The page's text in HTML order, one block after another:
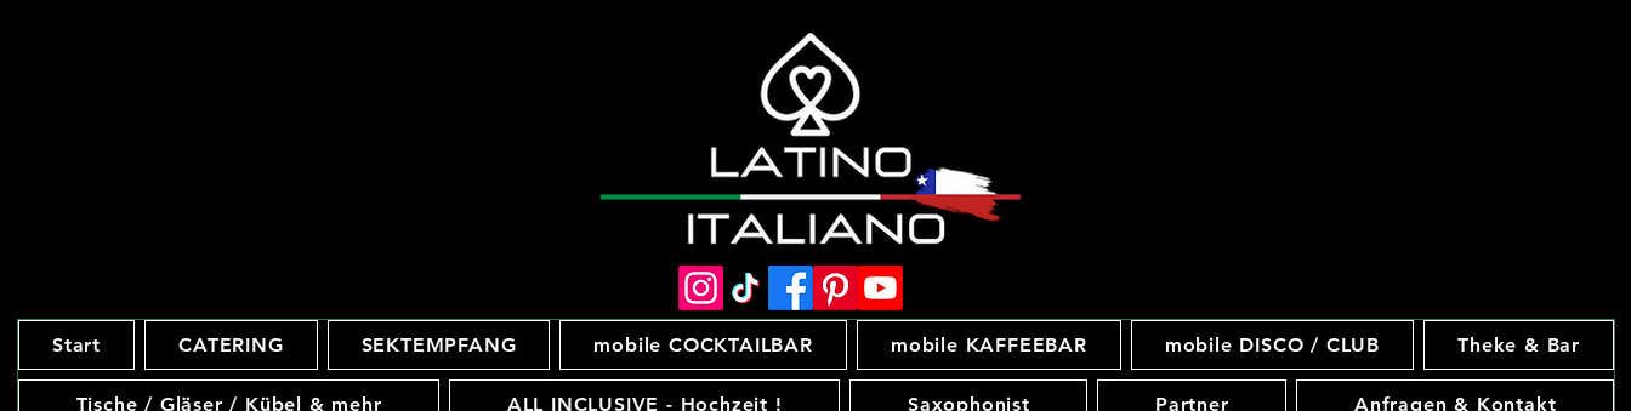
Start CATERING SEKTEMPFANG mobile COCKTAILBAR mobile KAFFEEBAR mobile DISCO / CLUB Theke & Bar
Tische / Gläser / Kübel & mehr ALL INCLUSIVE - Hochzeit ! Saxophonist Partner Anfragen & Kontakt